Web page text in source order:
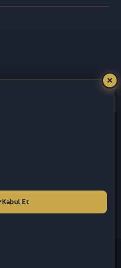
İçerik, FBM (R) Tarafından
Kabul Et